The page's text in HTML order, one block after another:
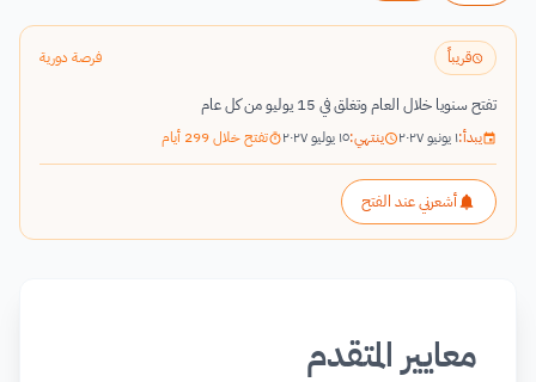
قريباً فرصة دورية
تفتح سنويا خلال العام وتغلق في 15 يوليو من كل عام
يبدأ:١ يونيو ٢٠٢٧ ينتهي:١٥ يوليو ٢٠٢٧ تفتح خلال 299 أيام
أشعرني عند الفتح
معايير المتقدم